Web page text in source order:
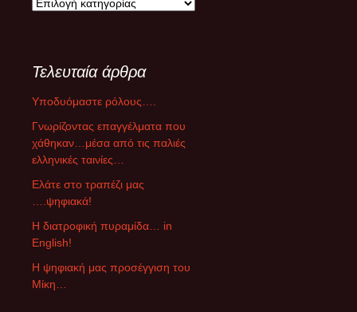
Κ
γ
ρ
ί
ρ
θ
ρ
ω
Τελευταία άρθρα
Υποδυόμαστε ρόλους….
Γνωρίζοντας επαγγέλματα που
χάθηκαν…μέσα από τις παλιές
ελληνικές ταινίες…
Ελάτε στο τραπέζι μας
….ψηφιακά!
Η διατροφική πυραμίδα… in
English!
Η ψηφιακή μας προσέγγιση του
Μίκη…